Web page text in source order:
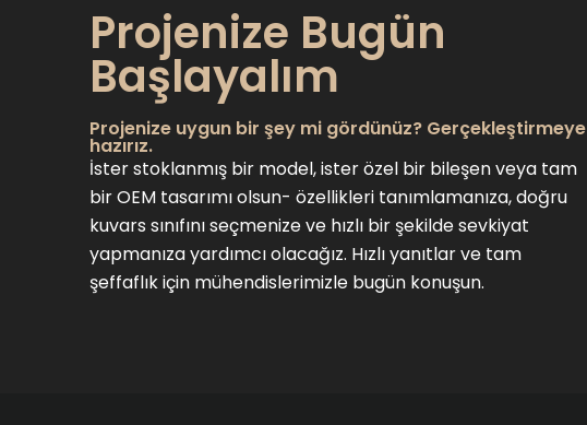
Projenize Bugün
Başlayalım
Projenize uygun bir şey mi gördünüz? Gerçekleştirmeye
hazırız.
İster stoklanmış bir model, ister özel bir bileşen veya tam
bir OEM tasarımı olsun- özellikleri tanımlamanıza, doğru
kuvars sınıfını seçmenize ve hızlı bir şekilde sevkiyat
yapmanıza yardımcı olacağız. Hızlı yanıtlar ve tam
şeffaflık için mühendislerimizle bugün konuşun.